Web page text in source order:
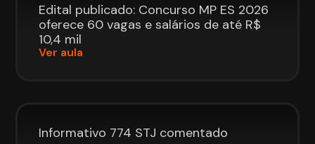
Edital publicado: Concurso MP ES 2026
oferece 60 vagas e salários de até R$
10,4 mil
Ver aula
Informativo 774 STJ comentado